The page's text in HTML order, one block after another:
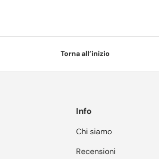
Torna all’inizio
Info
Chi siamo
Recensioni